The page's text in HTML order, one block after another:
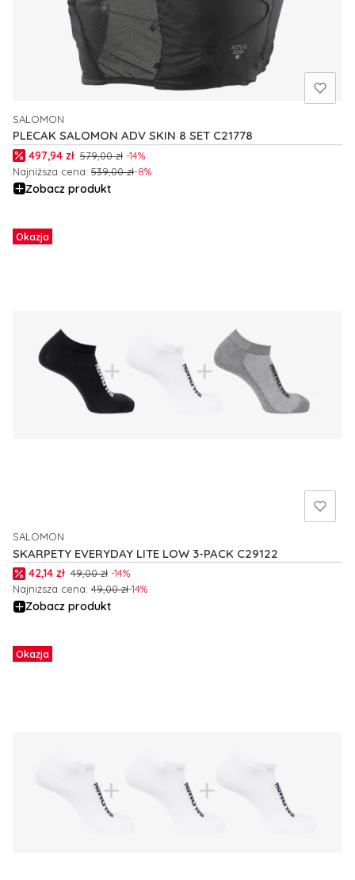
PLECAK SALOMON ADV SKIN 8 SET C21778
PRODUCENT
SALOMON
Cena promocyjna
497,94 zł 579,00 zł -14%
Najniższa cena: 539,00 zł-8%
Zobacz produkt
Okazja
SKARPETY EVERYDAY LITE LOW 3-PACK C29122
PRODUCENT
SALOMON
Cena promocyjna
42,14 zł 49,00 zł -14%
Najniższa cena: 49,00 zł-14%
Zobacz produkt
Okazja